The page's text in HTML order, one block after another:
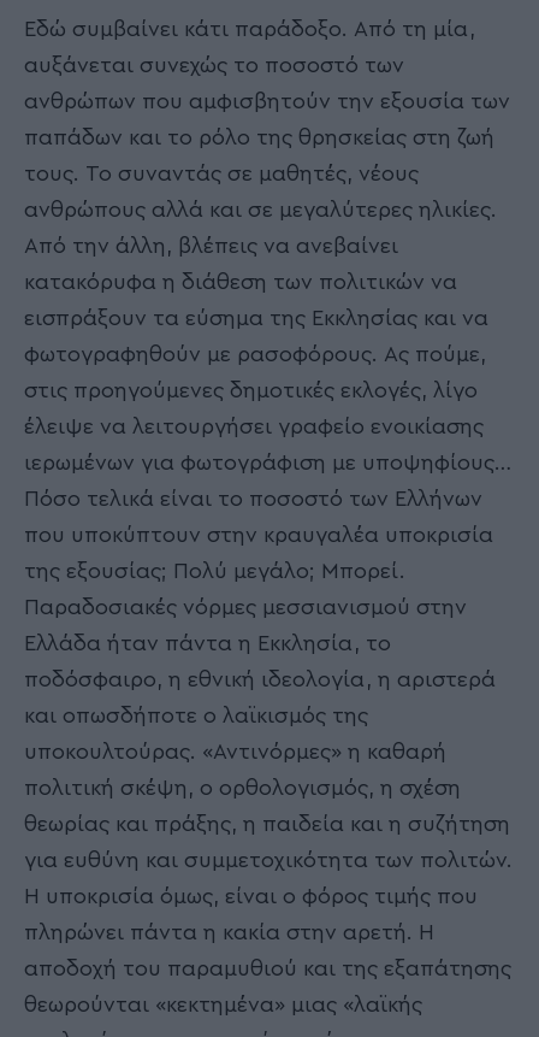
Εδώ συμβαίνει κάτι παράδοξο. Από τη μία,
αυξάνεται συνεχώς το ποσοστό των
ανθρώπων που αμφισβητούν την εξουσία των
παπάδων και το ρόλο της θρησκείας στη ζωή
τους. Το συναντάς σε μαθητές, νέους
ανθρώπους αλλά και σε μεγαλύτερες ηλικίες.
Από την άλλη, βλέπεις να ανεβαίνει
κατακόρυφα η διάθεση των πολιτικών να
εισπράξουν τα εύσημα της Εκκλησίας και να
φωτογραφηθούν με ρασοφόρους. Ας πούμε,
στις προηγούμενες δημοτικές εκλογές, λίγο
έλειψε να λειτουργήσει γραφείο ενοικίασης
ιερωμένων για φωτογράφιση με υποψηφίους…
Πόσο τελικά είναι το ποσοστό των Ελλήνων
που υποκύπτουν στην κραυγαλέα υποκρισία
της εξουσίας; Πολύ μεγάλο; Μπορεί.
Παραδοσιακές νόρμες μεσσιανισμού στην
Ελλάδα ήταν πάντα η Εκκλησία, το
ποδόσφαιρο, η εθνική ιδεολογία, η αριστερά
και οπωσδήποτε ο λαϊκισμός της
υποκουλτούρας. «Αντινόρμες» η καθαρή
πολιτική σκέψη, ο ορθολογισμός, η σχέση
θεωρίας και πράξης, η παιδεία και η συζήτηση
για ευθύνη και συμμετοχικότητα των πολιτών.
Η υποκρισία όμως, είναι ο φόρος τιμής που
πληρώνει πάντα η κακία στην αρετή. Η
αποδοχή του παραμυθιού και της εξαπάτησης
θεωρούνται «κεκτημένα» μιας «λαϊκής